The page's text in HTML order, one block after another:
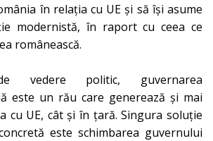
în relația cu UE și să își asume
modernistă, în raport cu ceea ce
românească.
vedere politic, guvernarea
este un rău care generează și mai
cu UE, cât și în țară. Singura soluție
este schimbarea guvernului